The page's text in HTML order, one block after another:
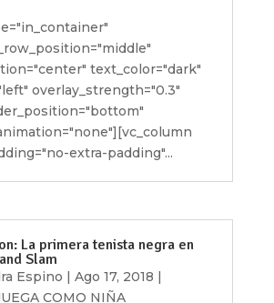
text_color="dark"
overlay_strength="0.3"
extra-padding"...
La primera tenista negra en
Slam
Espino | Ago 17, 2018 |
COMO NIÑA